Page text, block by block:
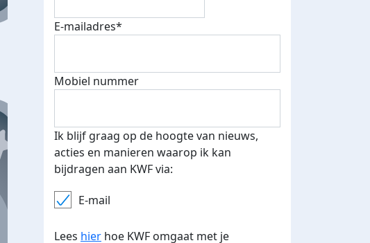
E-mails verstuurd
Top fondsenwerver
E-mailadres*
Mobiel nummer
Ik blijf graag op de hoogte van nieuws,
acties en manieren waarop ik kan
bijdragen aan KWF via:
E-mail
Lees hier hoe KWF omgaat met je